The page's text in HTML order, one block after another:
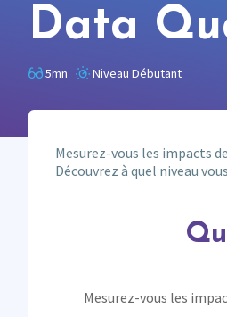
Data
5mn Niveau Débutant
Mesurez-vous les impacts
Découvrez à quel niveau
Mesurez-vous les